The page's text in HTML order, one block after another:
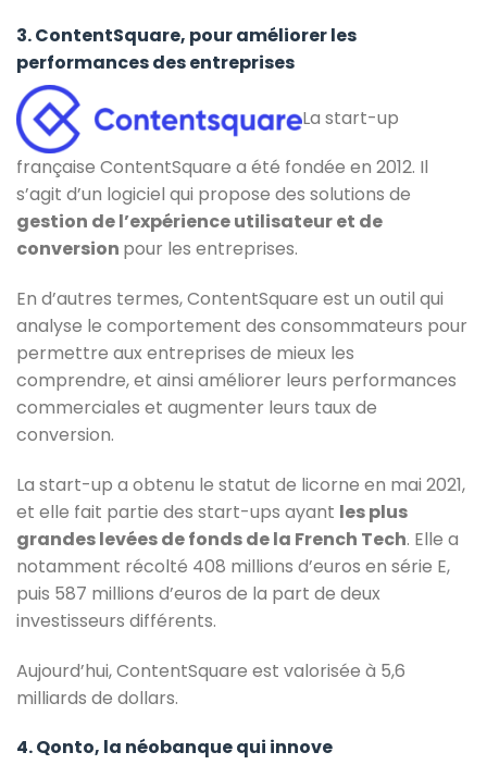
3. ContentSquare, pour améliorer les
performances des entreprises
La start-up
française ContentSquare a été fondée en 2012. Il
s’agit d’un logiciel qui propose des solutions de
gestion de l’expérience utilisateur et de
conversion pour les entreprises.
En d’autres termes, ContentSquare est un outil qui
analyse le comportement des consommateurs pour
permettre aux entreprises de mieux les
comprendre, et ainsi améliorer leurs performances
commerciales et augmenter leurs taux de
conversion.
La start-up a obtenu le statut de licorne en mai 2021,
et elle fait partie des start-ups ayant les plus
grandes levées de fonds de la French Tech. Elle a
notamment récolté 408 millions d’euros en série E,
puis 587 millions d’euros de la part de deux
investisseurs différents.
Aujourd’hui, ContentSquare est valorisée à 5,6
milliards de dollars.
4. Qonto, la néobanque qui innove